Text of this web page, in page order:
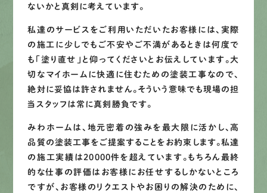
ないかと真剣に考えています。
私達のサービスをご利用いただいたお客様には、実際
の施工に少しでもご不安やご不満があるときは何度で
も「塗り直せ」と仰ってくださいとお伝えしています。大
切なマイホームに快適に住むための塗装工事なので、
絶対に妥協は許されません。そういう意味でも現場の担
当スタッフは常に真剣勝負です。
みわホームは、地元密着の強みを最大限に活かし、高
品質の塗装工事をご提案することをお約束します。私達
の施工実績は20000件を超えています。もちろん最終
的な仕事の評価はお客様にお任せするしかないところ
ですが、お客様のリクエストやお困りの解決のために、